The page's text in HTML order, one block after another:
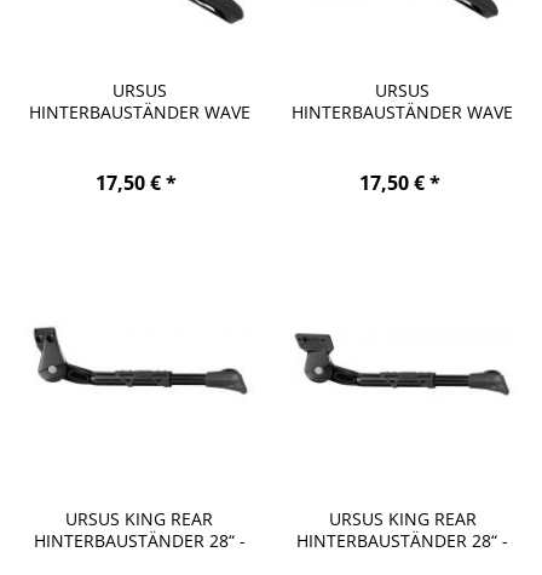
URSUS
HINTERBAUSTÄNDER WAVE
17,50 € *
URSUS
HINTERBAUSTÄNDER WAVE
17,50 € *
URSUS KING REAR
HINTERBAUSTÄNDER 28“ -
URSUS KING REAR
HINTERBAUSTÄNDER 28“ -